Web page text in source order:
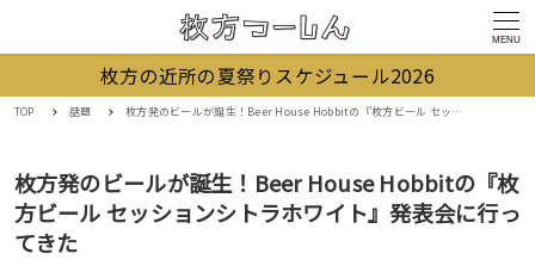
MENU
枚方の近所の夏祭りスケジュール2026
TOP 話題 枚方発のビールが誕生！Beer House Hobbitの『枚方ビール セッションシトラホワイト』発表会に行ってきた
枚方発のビールが誕生！Beer House Hobbitの『枚
方ビール セッションシトラホワイト』発表会に行っ
てきた